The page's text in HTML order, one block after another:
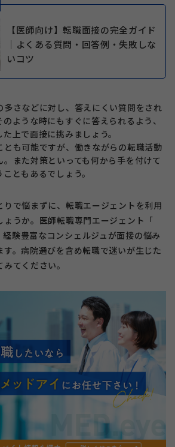
【医師向け】転職面接の完全ガイド
｜よくある質問・回答例・失敗しな
いコツ
多さなどに対し、答えにくい質問をされ
ような時にもすぐに答えられるよう、
上で面接に挑みましょう。
とも可能ですが、働きながらの転職活動
。また対策といっても何から手を付けて
ともあるでしょう。
りで悩まずに、転職エージェントを利用
ょうか。医師転職専門エージェント「
経験豊富なコンシェルジュが面接の悩み
す。病院選びを含め転職で迷いが生じた
てください。